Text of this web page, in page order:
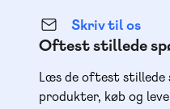
Skriv til os
Oftest stillede
Læs de oftest stillede
produkter, køb og